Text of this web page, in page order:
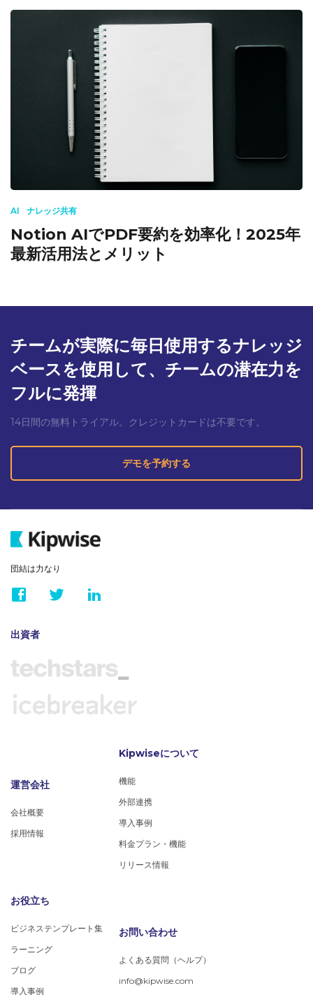
AI ナレッジ共有
Notion AIでPDF要約を効率化！2025年
最新活用法とメリット
チームが実際に毎日使用するナレッジ
ベースを使用して、チームの潜在力を
フルに発揮
14日間の無料トライアル。クレジットカードは不要です。
デモを予約する
団結は力なり
出資者
運営会社
会社概要
採用情報
Kipwiseについて
機能
外部連携
導入事例
料金プラン・機能
リリース情報
お役立ち
ビジネステンプレート集
ラーニング
ブログ
導入事例
お問い合わせ
よくある質問（ヘルプ）
info@kipwise.com